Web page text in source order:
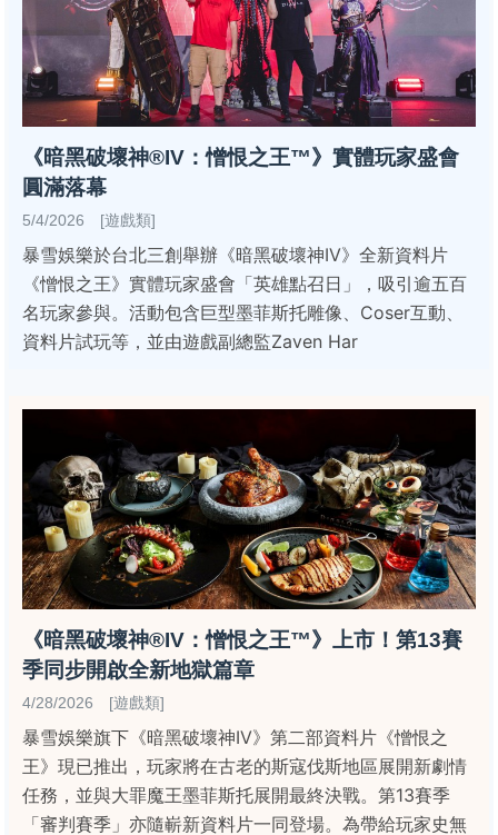
《暗黑破壞神®IV：憎恨之王™》實體玩家盛會
圓滿落幕
5/4/2026 [遊戲類]
暴雪娛樂於台北三創舉辦《暗黑破壞神IV》全新資料片
《憎恨之王》實體玩家盛會「英雄點召日」，吸引逾五百
名玩家參與。活動包含巨型墨菲斯托雕像、Coser互動、
資料片試玩等，並由遊戲副總監Zaven Har
《暗黑破壞神®IV：憎恨之王™》上市！第13賽
季同步開啟全新地獄篇章
4/28/2026 [遊戲類]
暴雪娛樂旗下《暗黑破壞神IV》第二部資料片《憎恨之
王》現已推出，玩家將在古老的斯寇伐斯地區展開新劇情
任務，並與大罪魔王墨菲斯托展開最終決戰。第13賽季
「審判賽季」亦隨嶄新資料片一同登場。為帶給玩家史無